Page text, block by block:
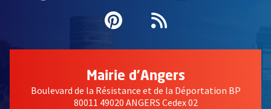
Pinterest
, Ouvre une
Flux RSS
Mairie d'Angers
Boulevard de la Résistance et de la Déportation BP
80011 49020 ANGERS Cedex 02